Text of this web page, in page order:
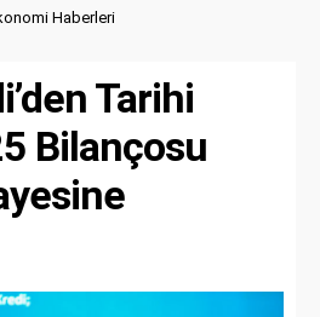
Haberleri
Tarihi
Bilançosu